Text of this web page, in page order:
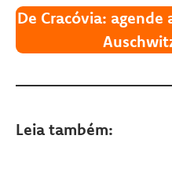
De Cracóvia:
Leia também: